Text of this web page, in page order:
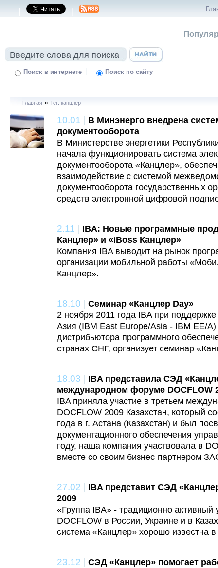
| |
Поиск в интернете | Поиск по сайту
Главная » Тег: канцлер
10.01 | В Минэнерго внедрена
документооборота
В Министерстве энергетики
начала функционировать система
документооборота «Канцлер»,
взаимодействие с системой
документооборота государственных
средств электронной цифровой
2.11 | IBA: Новые программные
Канцлер» и «iBoss Канцлер»
Компания IBA выводит на рынок
организации мобильной работы
Канцлер».
18.10 | Семинар «Канцлер Day»
2 ноября 2011 года IBA при
Азия (IBM East Europe/Asia - IBM EE/
дистрибьютора программного
странах СНГ, организует семинар
18.03 | IBA представила СЭД
международном форуме DOCFLOW
IBA приняла участие в третьем
DOCFLOW 2009 Казахстан, который
года в г. Астана (Казахстан) и был
документационного обеспечения
году, наша компания участвовала в
вместе со своим бизнес-
27.02 | IBA представит СЭД
2009
«Группа IBA» - традиционно активный
DOCFLOW в России, Украине и в
система «Канцлер» хорошо известна
23.12 | СЭД «Канцлер» помогает